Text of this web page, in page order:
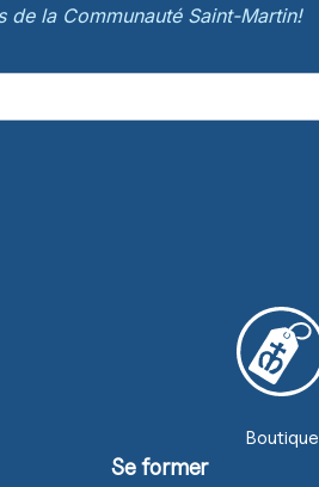
la Communauté Saint-Martin!
Boutique
Se former